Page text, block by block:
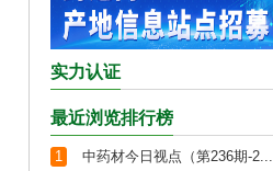
实力认证
最近浏览排行榜
1
中药材今日视点（第236期-2...